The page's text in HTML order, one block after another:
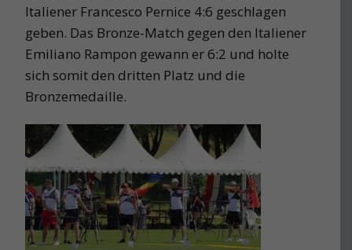
Italiener Francesco Pernice 4:6 geschlagen
geben. Das Bronze-Match gegen den Italiener
Emiliano Rampon gewann er 6:2 und holte
sich somit den dritten Platz und die
Bronzemedaille.